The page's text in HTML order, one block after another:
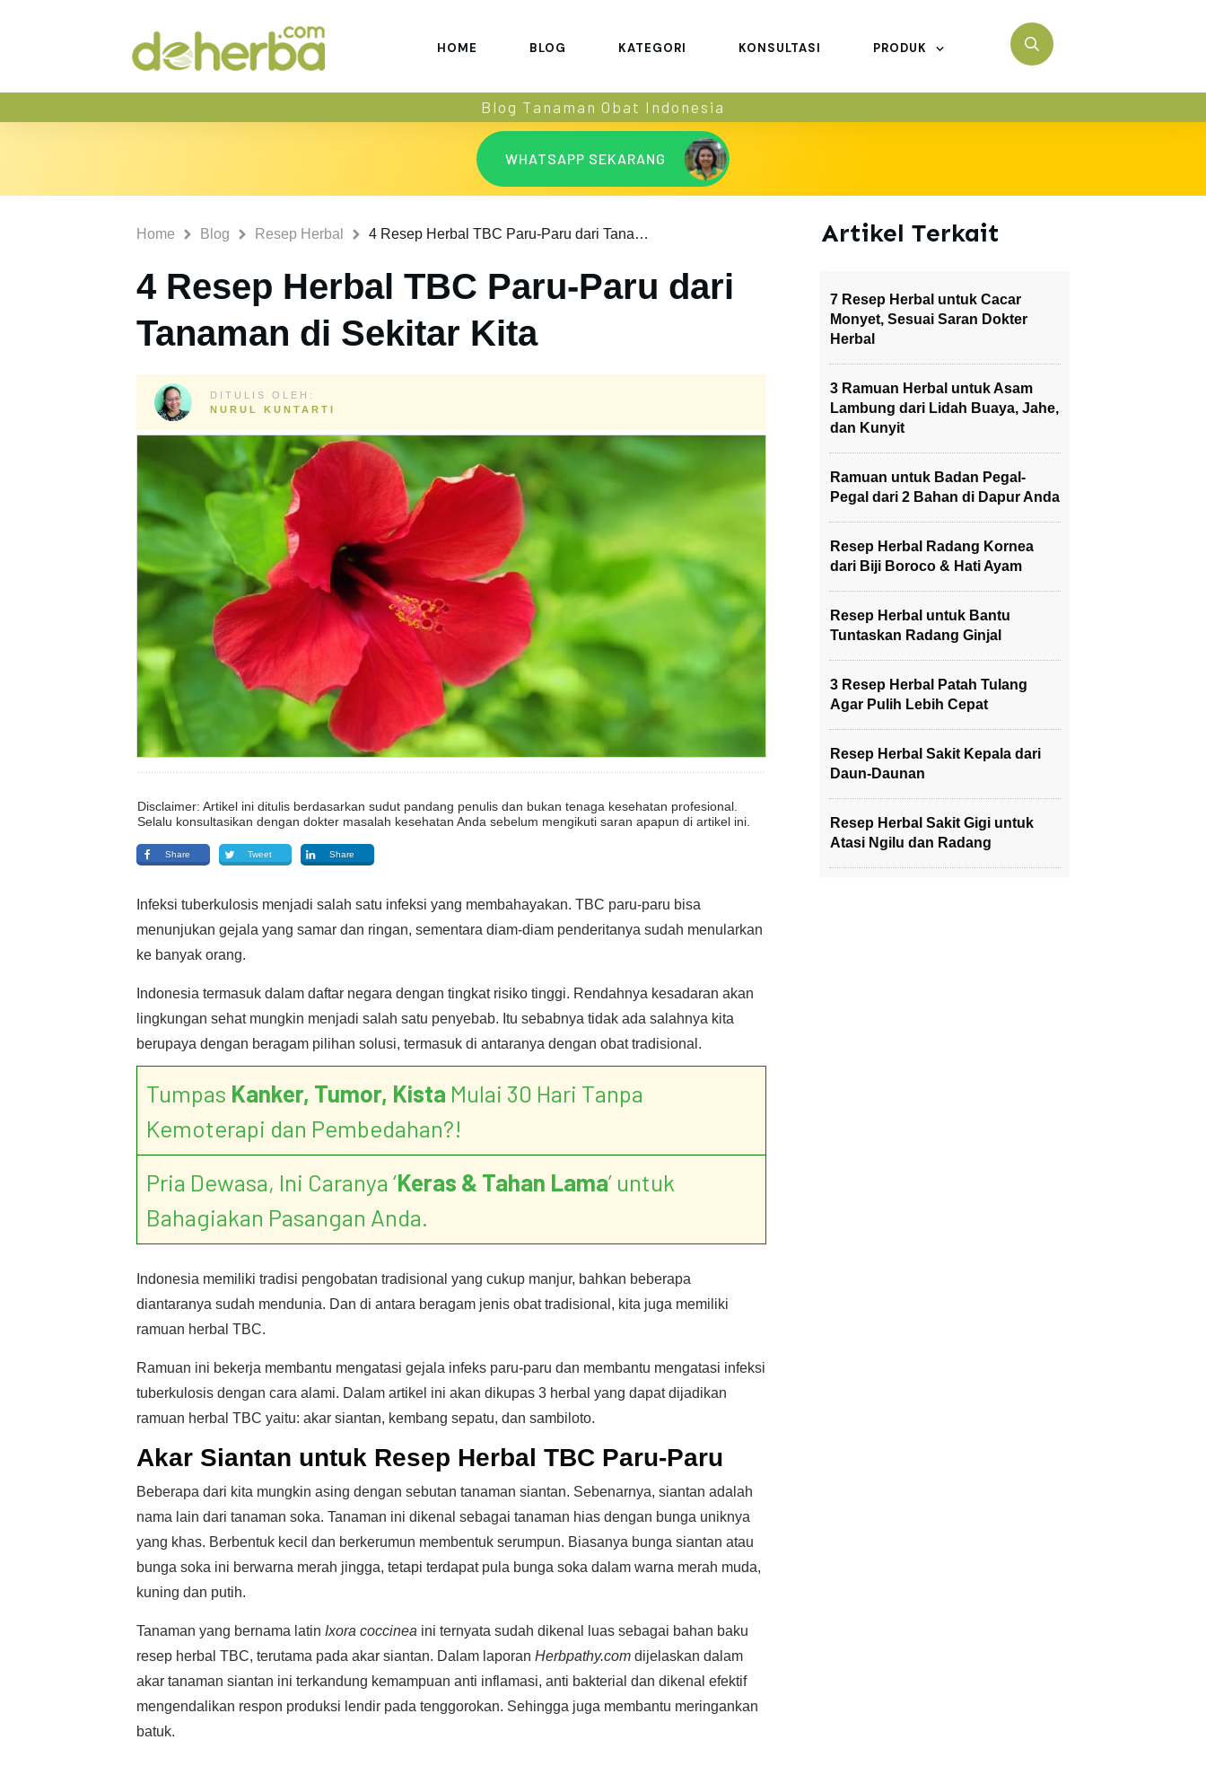
HOME BLOG KATEGORI KONSULTASI PRODUK
Blog Tanaman Obat Indonesia
WHATSAPP SEKARANG
Home Blog Resep Herbal 4 Resep Herbal TBC Paru-Paru dari Tanaman di Sekitar Kita
4 Resep Herbal TBC Paru-Paru dari
Tanaman di Sekitar Kita
DITULIS OLEH:
NURUL KUNTARTI
Disclaimer: Artikel ini ditulis berdasarkan sudut pandang penulis dan bukan tenaga kesehatan profesional.
Selalu konsultasikan dengan dokter masalah kesehatan Anda sebelum mengikuti saran apapun di artikel ini.
Share Tweet Share
Infeksi tuberkulosis menjadi salah satu infeksi yang membahayakan. TBC paru-paru bisa
menunjukan gejala yang samar dan ringan, sementara diam-diam penderitanya sudah menularkan
ke banyak orang.
Indonesia termasuk dalam daftar negara dengan tingkat risiko tinggi. Rendahnya kesadaran akan
lingkungan sehat mungkin menjadi salah satu penyebab. Itu sebabnya tidak ada salahnya kita
berupaya dengan beragam pilihan solusi, termasuk di antaranya dengan obat tradisional.
Tumpas Kanker, Tumor, Kista Mulai 30 Hari Tanpa
Kemoterapi dan Pembedahan?!
Pria Dewasa, Ini Caranya ‘Keras & Tahan Lama’ untuk
Bahagiakan Pasangan Anda.
Indonesia memiliki tradisi pengobatan tradisional yang cukup manjur, bahkan beberapa
diantaranya sudah mendunia. Dan di antara beragam jenis obat tradisional, kita juga memiliki
ramuan herbal TBC.
Ramuan ini bekerja membantu mengatasi gejala infeks paru-paru dan membantu mengatasi infeksi
tuberkulosis dengan cara alami. Dalam artikel ini akan dikupas 3 herbal yang dapat dijadikan
ramuan herbal TBC yaitu: akar siantan, kembang sepatu, dan sambiloto.
Akar Siantan untuk Resep Herbal TBC Paru-Paru
Beberapa dari kita mungkin asing dengan sebutan tanaman siantan. Sebenarnya, siantan adalah
nama lain dari tanaman soka. Tanaman ini dikenal sebagai tanaman hias dengan bunga uniknya
yang khas. Berbentuk kecil dan berkerumun membentuk serumpun. Biasanya bunga siantan atau
bunga soka ini berwarna merah jingga, tetapi terdapat pula bunga soka dalam warna merah muda,
kuning dan putih.
Tanaman yang bernama latin Ixora coccinea ini ternyata sudah dikenal luas sebagai bahan baku
resep herbal TBC, terutama pada akar siantan. Dalam laporan Herbpathy.com dijelaskan dalam
akar tanaman siantan ini terkandung kemampuan anti inflamasi, anti bakterial dan dikenal efektif
mengendalikan respon produksi lendir pada tenggorokan. Sehingga juga membantu meringankan
batuk.
Artikel Terkait
7 Resep Herbal untuk Cacar
Monyet, Sesuai Saran Dokter
Herbal
3 Ramuan Herbal untuk Asam
Lambung dari Lidah Buaya, Jahe,
dan Kunyit
Ramuan untuk Badan Pegal-
Pegal dari 2 Bahan di Dapur Anda
Resep Herbal Radang Kornea
dari Biji Boroco & Hati Ayam
Resep Herbal untuk Bantu
Tuntaskan Radang Ginjal
3 Resep Herbal Patah Tulang
Agar Pulih Lebih Cepat
Resep Herbal Sakit Kepala dari
Daun-Daunan
Resep Herbal Sakit Gigi untuk
Atasi Ngilu dan Radang